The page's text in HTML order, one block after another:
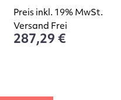
Preis inkl. 19% MwSt.
Versand Frei
287,29 €